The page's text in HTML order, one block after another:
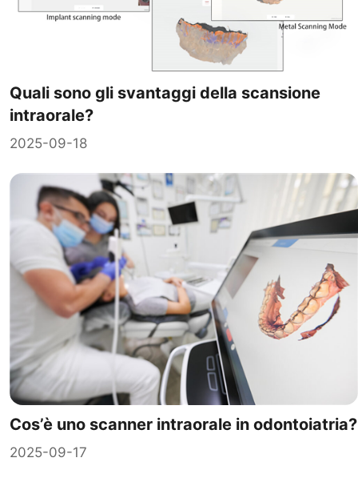
Quali sono gli svantaggi della scansione
intraorale?
2025-09-18
Cos’è uno scanner intraorale in odontoiatria?
2025-09-17